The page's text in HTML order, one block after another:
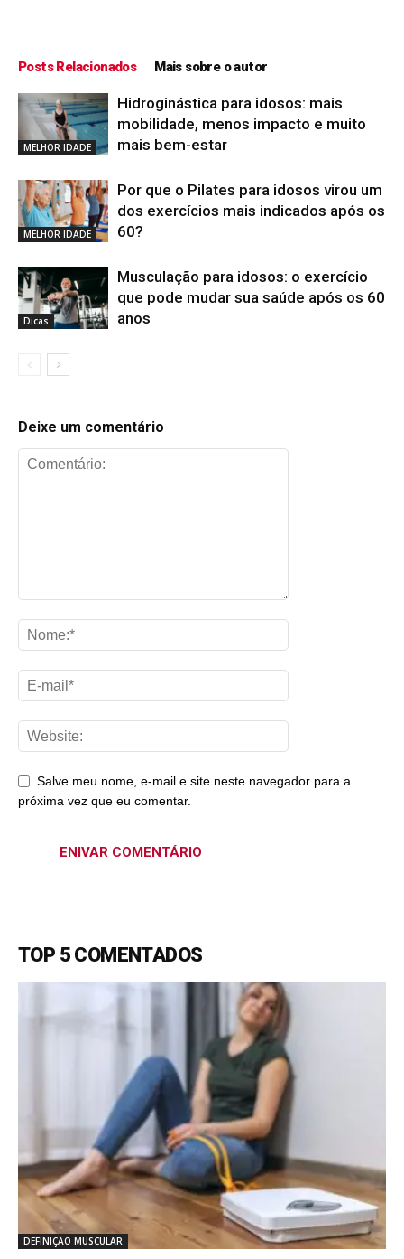
Posts Relacionados Mais sobre o autor
MELHOR IDADE
Hidroginástica para idosos: mais
mobilidade, menos impacto e muito
mais bem-estar
MELHOR IDADE
Por que o Pilates para idosos virou um
dos exercícios mais indicados após os
60?
Dicas
Musculação para idosos: o exercício
que pode mudar sua saúde após os 60
anos
Deixe um comentário
Salve meu nome, e-mail e site neste navegador para a
próxima vez que eu comentar.
TOP 5 COMENTADOS
DEFINIÇÃO MUSCULAR